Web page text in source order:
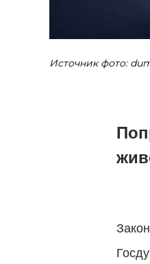
Источник фото: